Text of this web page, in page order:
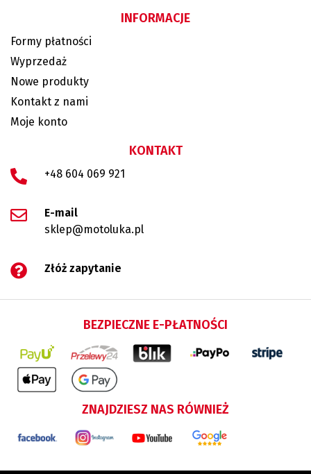
INFORMACJE
Formy płatności
Wyprzedaż
Nowe produkty
Kontakt z nami
Moje konto
KONTAKT
+48 604 069 921
E-mail
sklep@motoluka.pl
Złóż zapytanie
BEZPIECZNE E-PŁATNOŚCI
ZNAJDZIESZ NAS RÓWNIEŻ